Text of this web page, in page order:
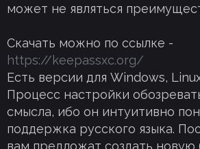
может не являться
Скачать можно по ссылке -
https://keepassxc.org/
Есть версии для Windows,
Процесс настройки
смысла, ибо он интуитивно
поддержка русского языка.
вам предложат создать новую